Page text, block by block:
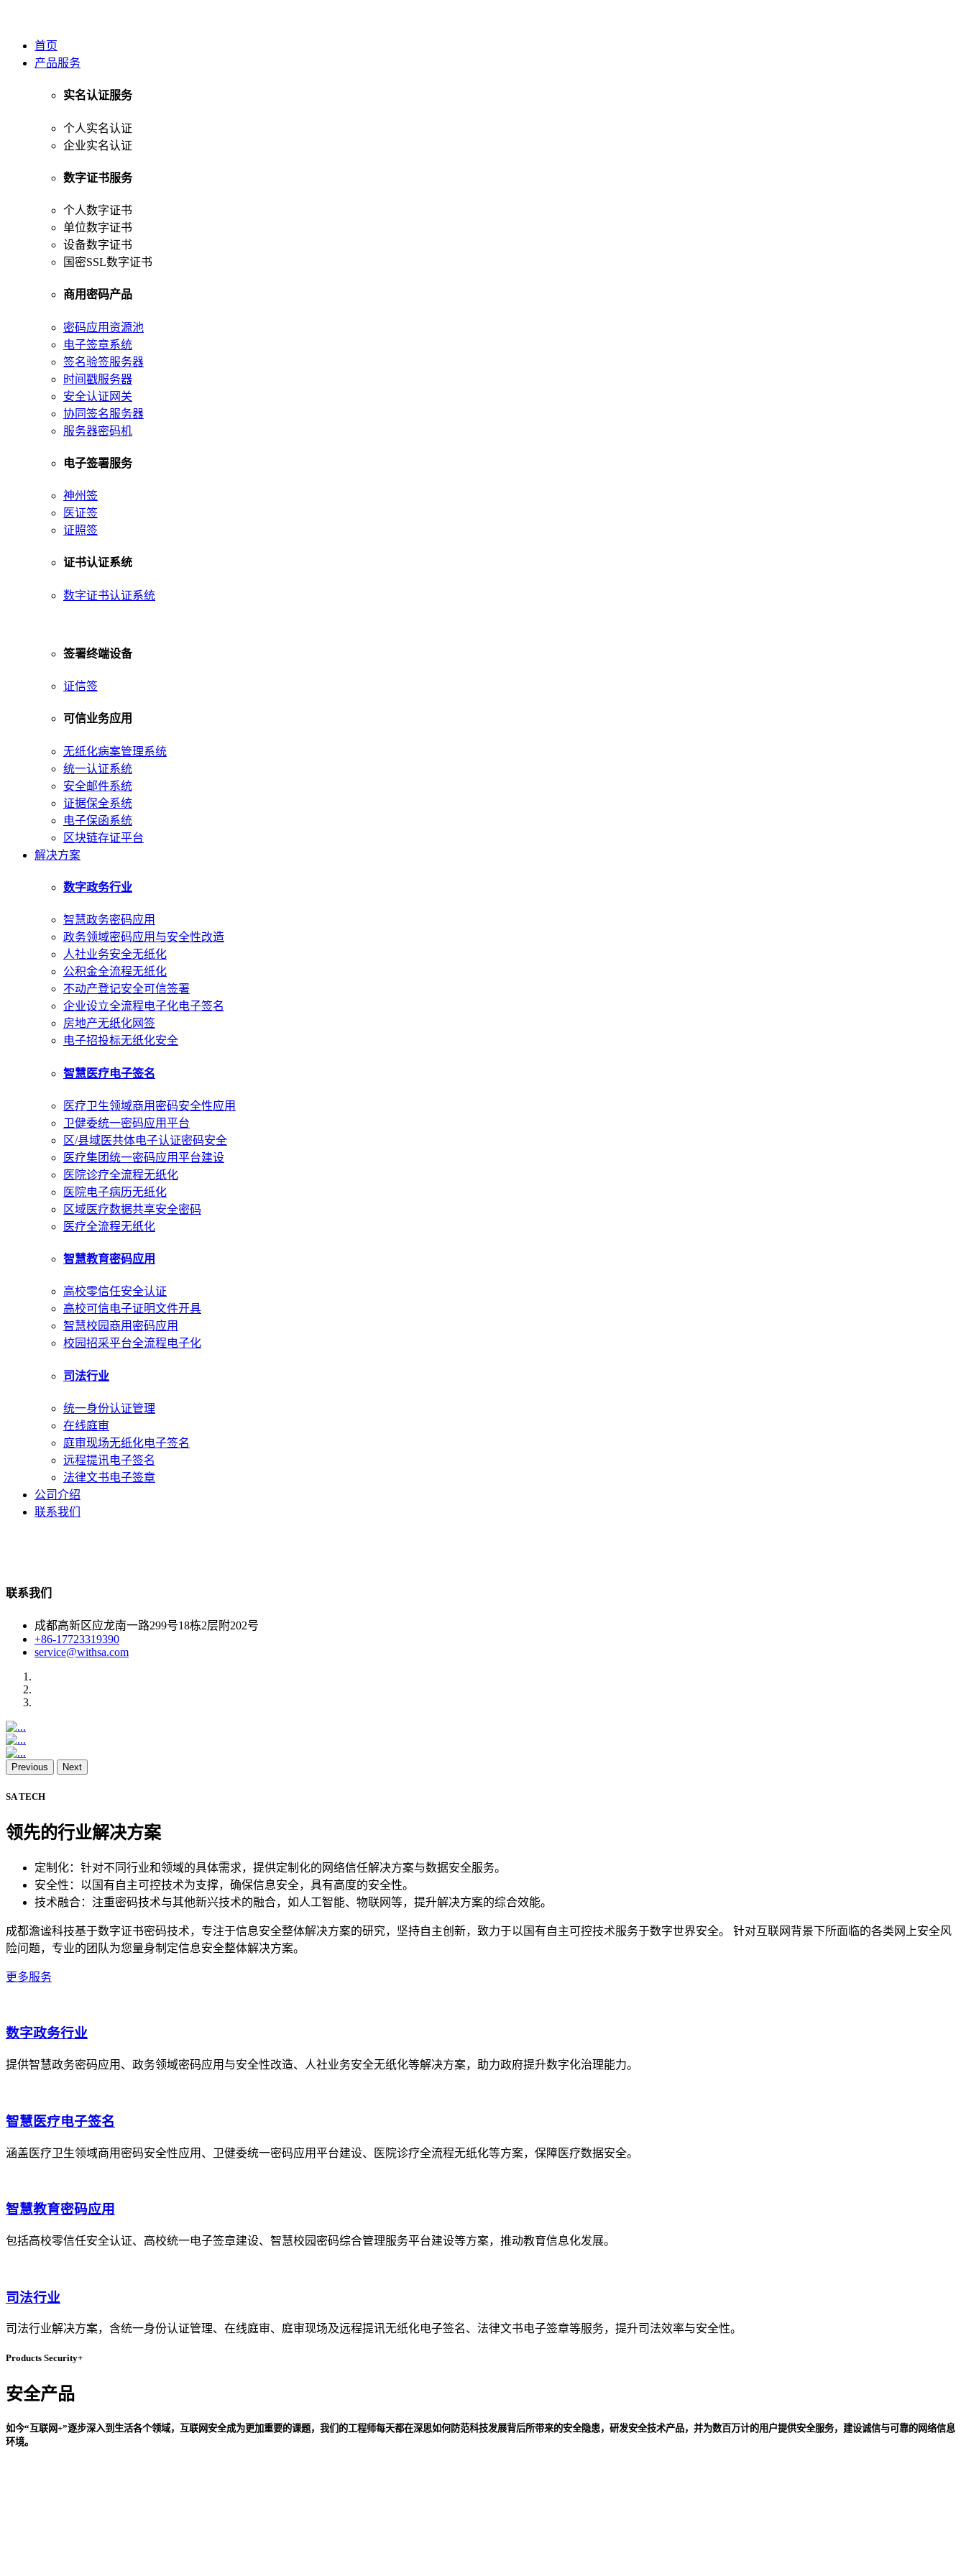
首页
产品服务
实名认证服务
个人实名认证
企业实名认证
数字证书服务
个人数字证书
单位数字证书
设备数字证书
国密SSL数字证书
商用密码产品
密码应用资源池
电子签章系统
签名验签服务器
时间戳服务器
安全认证网关
协同签名服务器
服务器密码机
电子签署服务
神州签
医证签
证照签
证书认证系统
数字证书认证系统
签署终端设备
证信签
可信业务应用
无纸化病案管理系统
统一认证系统
安全邮件系统
证据保全系统
电子保函系统
区块链存证平台
解决方案
数字政务行业
智慧政务密码应用
政务领域密码应用与安全性改造
人社业务安全无纸化
公积金全流程无纸化
不动产登记安全可信签署
企业设立全流程电子化电子签名
房地产无纸化网签
电子招投标无纸化安全
智慧医疗电子签名
医疗卫生领域商用密码安全性应用
卫健委统一密码应用平台
区/县域医共体电子认证密码安全
医疗集团统一密码应用平台建设
医院诊疗全流程无纸化
医院电子病历无纸化
区域医疗数据共享安全密码
医疗全流程无纸化
智慧教育密码应用
高校零信任安全认证
高校可信电子证明文件开具
智慧校园商用密码应用
校园招采平台全流程电子化
司法行业
统一身份认证管理
在线庭审
庭审现场无纸化电子签名
远程提讯电子签名
法律文书电子签章
公司介绍
联系我们
联系我们
成都高新区应龙南一路299号18栋2层附202号
+86-17723319390
service@withsa.com
Previous Next
SA TECH
领先的行业解决方案
定制化：针对不同行业和领域的具体需求，提供定制化的网络信任解决方案与数据安全服务。
安全性：以国有自主可控技术为支撑，确保信息安全，具有高度的安全性。
技术融合：注重密码技术与其他新兴技术的融合，如人工智能、物联网等，提升解决方案的综合效能。
成都澹谧科技基于数字证书密码技术，专注于信息安全整体解决方案的研究，坚持自主创新，致力于以国有自主可控技术服务于数字世界安全。 针对互联网背景下所面临的各类网上安全风
险问题，专业的团队为您量身制定信息安全整体解决方案。
更多服务
数字政务行业
提供智慧政务密码应用、政务领域密码应用与安全性改造、人社业务安全无纸化等解决方案，助力政府提升数字化治理能力。
智慧医疗电子签名
涵盖医疗卫生领域商用密码安全性应用、卫健委统一密码应用平台建设、医院诊疗全流程无纸化等方案，保障医疗数据安全。
智慧教育密码应用
包括高校零信任安全认证、高校统一电子签章建设、智慧校园密码综合管理服务平台建设等方案，推动教育信息化发展。
司法行业
司法行业解决方案，含统一身份认证管理、在线庭审、庭审现场及远程提讯无纸化电子签名、法律文书电子签章等服务，提升司法效率与安全性。
Products Security+
安全产品
如今“互联网+”逐步深入到生活各个领域，互联网安全成为更加重要的课题，我们的工程师每天都在深思如何防范科技发展背后所带来的安全隐患，研发安全技术产品，并为数百万计的用户提供安全服务，建设诚信与可靠的网络信息
环境。